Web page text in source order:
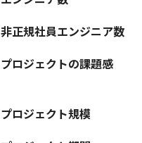
非正規社員エンジニア数
プロジェクトの課題感
プロジェクト規模